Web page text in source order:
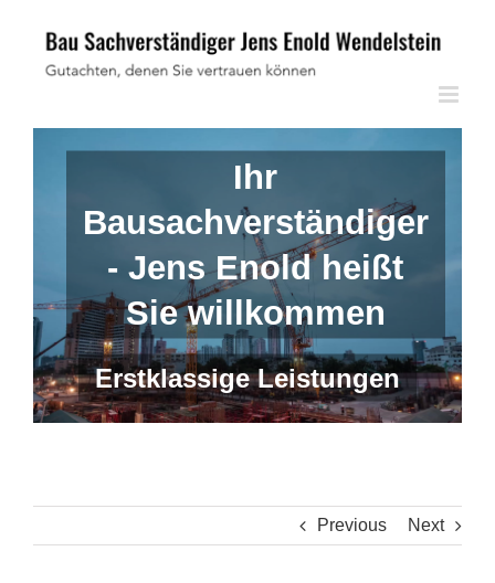
content
Ihr
Bausachverständiger
- Jens Enold heißt
Sie willkommen
Erstklassige Leistungen
Previous Next